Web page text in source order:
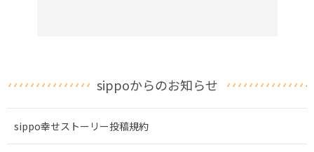
sippoからのお知らせ
sippo幸せストーリー投稿規約